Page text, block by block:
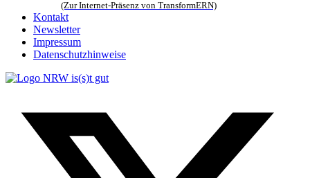
(Zur Internet-Präsenz von TransformERN)
Kontakt
Newsletter
Impressum
Datenschutzhinweise